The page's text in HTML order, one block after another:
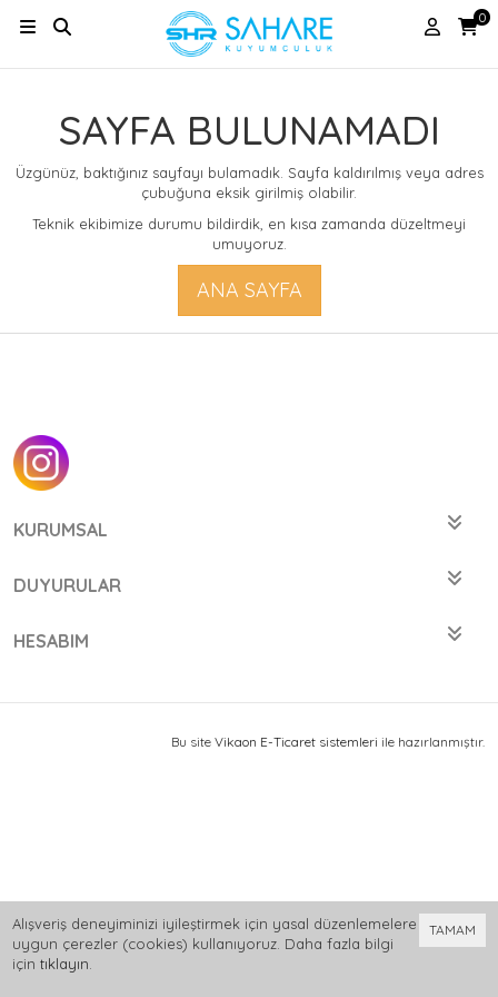
0
SAYFA BULUNAMADI
Üzgünüz, baktığınız sayfayı bulamadık. Sayfa kaldırılmış veya adres
çubuğuna eksik girilmiş olabilir.
Teknik ekibimize durumu bildirdik, en kısa zamanda düzeltmeyi
umuyoruz.
ANA SAYFA
KURUMSAL
DUYURULAR
HESABIM
Bu site Vikaon E-Ticaret sistemleri ile hazırlanmıştır.
TAMAM
Alışveriş deneyiminizi iyileştirmek için yasal düzenlemelere
uygun çerezler (cookies) kullanıyoruz. Daha fazla bilgi
için tıklayın